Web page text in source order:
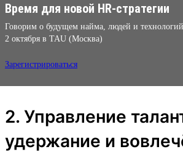
Время для новой HR-стратегии
Говорим о будущем найма, людей и технологий
2 октября в TAU (Москва)
Зарегистрироваться
2. Управление
удержание и